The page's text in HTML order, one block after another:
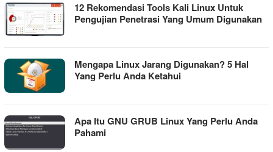
12 Rekomendasi Tools Kali Linux Untuk
Pengujian Penetrasi Yang Umum Digunakan
Mengapa Linux Jarang Digunakan? 5 Hal
Yang Perlu Anda Ketahui
Apa Itu GNU GRUB Linux Yang Perlu Anda
Pahami